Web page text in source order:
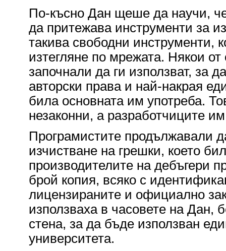
По-късно Дан щеше да научи,
да притежава инструменти за
такива свободни инструменти,
изтегляне по мрежата. Някои
започнали да ги използват, за
авторски права и най-накрая
била основната им употреба.
незаконни, а разработчиците
Програмистите продължавали
изчистване на грешки, което
производителите на дебъгери
брой копия, всяко с
лицензираните и официално
използваха в часовете на Дан,
стена, за да бъде използван
университета.